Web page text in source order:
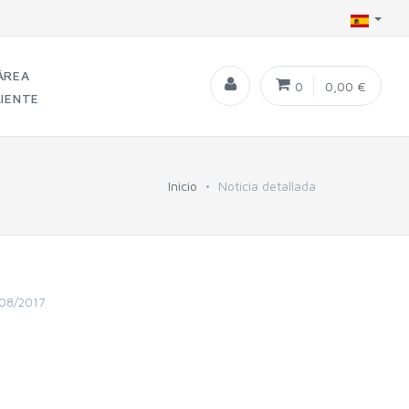
0 0,00 €
Inicio Noticia detallada
2017